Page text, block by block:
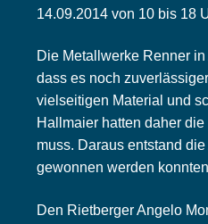
14.09.2014 von 10 bis 18
Die Metallwerke Renner
dass es noch
vielseitigen Material und
Hallmaier hatten daher
muss. Daraus entstand
gewonnen werden
Den Rietberger Angelo